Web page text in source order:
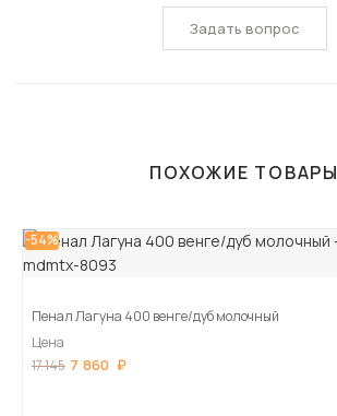
Задать вопрос
ПОХОЖИЕ ТОВАРЫ
-54%
Пенал Лагуна 400 венге/дуб молочный
Цена
17 145 7 860